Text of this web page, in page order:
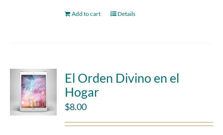
Add to cart Details
El Orden Divino en el
Hogar
$8.00